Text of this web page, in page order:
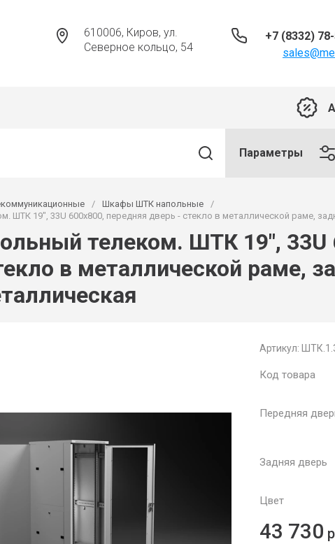
610006, Киров, ул.
Северное кольцо, 54
+7 (8332)
Параметры
/ Шкафы ШТК напольные
/
ШТК 19", 33U 600x800, передняя дверь - стекло в металлической раме,
телеком. ШТК 19", 33U
в металлической раме,
Артикул:
Код товара
Передняя
Задняя дверь
Цвет
43 730